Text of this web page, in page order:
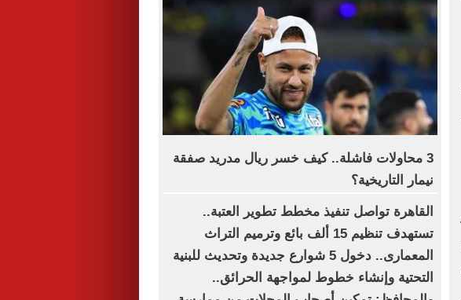
3 محاولات فاشلة.. كيف خسر ريال مدريد صفقة
نيمار التاريخية؟
القاهرة تواصل تنفيذ مخطط تطوير العتبة..
تستهدف تنظيم 15 ألف بائع وترميم التراث
المعمارى.. دخول 5 شوارع جديدة وتحديث للبنية
التحتية وإنشاء خطوط لمواجهة الحرائق..